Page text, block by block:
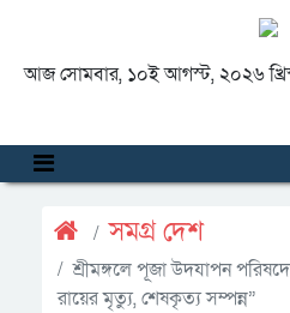
আজ সোমবার, ১০ই আগস্ট, ২০২৬
সমগ্র দেশ
শ্রীমঙ্গলে পূজা উদযাপন
রায়ের মৃত্যু, শেষকৃত্য সম্পন্ন”